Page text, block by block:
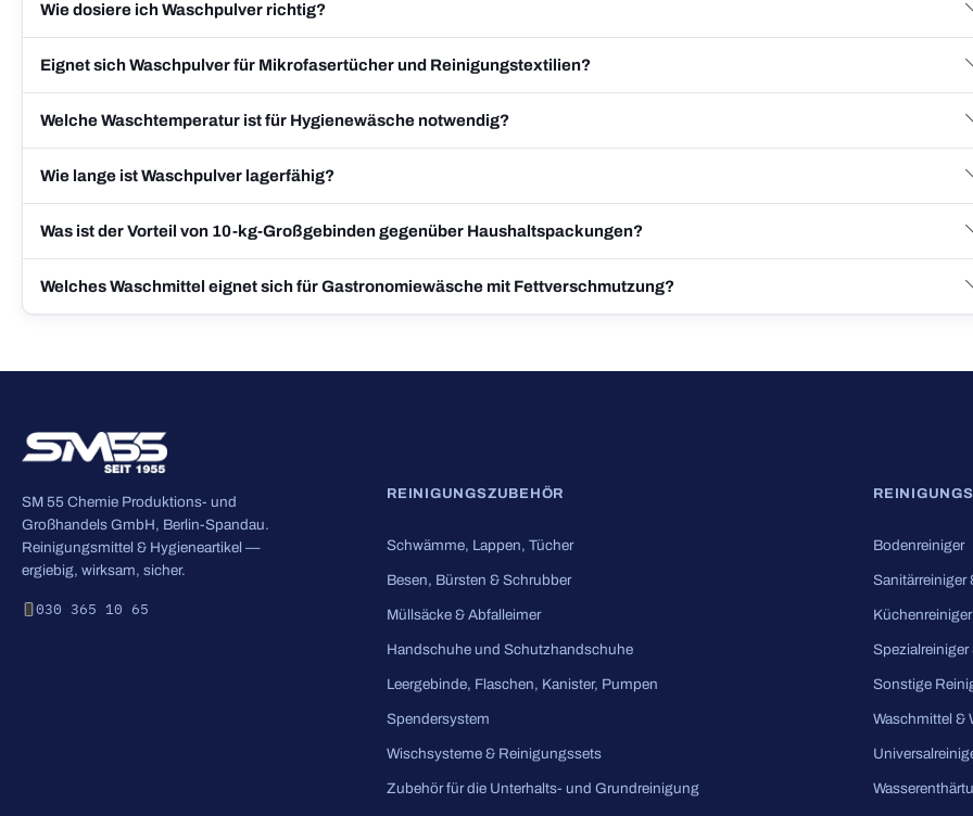
Wie dosiere ich Waschpulver richtig?
Eignet sich Waschpulver für Mikrofasertücher und Reinigungstextilien?
Welche Waschtemperatur ist für Hygienewäsche notwendig?
Wie lange ist Waschpulver lagerfähig?
Was ist der Vorteil von 10-kg-Großgebinden gegenüber Haushaltspackungen?
Welches Waschmittel eignet sich für Gastronomiewäsche mit Fettverschmutzung?
SM 55 Chemie Produktions- und
Großhandels GmbH, Berlin-Spandau.
Reinigungsmittel & Hygieneartikel —
ergiebig, wirksam, sicher.
030 365 10 65
REINIGUNGSZUBEHÖR
Schwämme, Lappen, Tücher
Besen, Bürsten & Schrubber
Müllsäcke & Abfalleimer
Handschuhe und Schutzhandschuhe
Leergebinde, Flaschen, Kanister, Pumpen
Spendersystem
Wischsysteme & Reinigungssets
Zubehör für die Unterhalts- und Grundreinigung
Bodenreiniger
Sanitärreiniger
Küchenreiniger
Spezialreiniger
Sonstige
Waschmittel &